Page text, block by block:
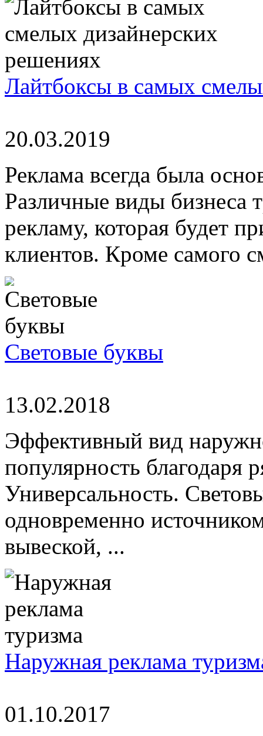
Лайтбоксы в самых
20.03.2019
Реклама всегда была
Различные виды бизнеса
рекламу, которая будет
клиентов. Кроме самого
Световые буквы
13.02.2018
Эффективный вид
популярность благодаря
Универсальность.
одновременно
вывеской, ...
Наружная реклама
01.10.2017